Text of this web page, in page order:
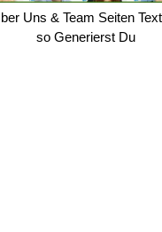
Uns & Team Seiten
so Generierst Du